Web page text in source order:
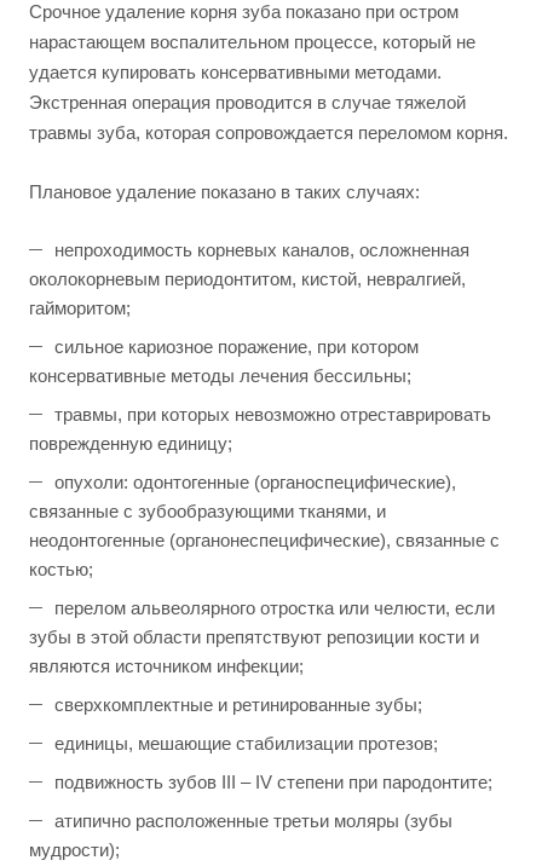
Срочное удаление корня зуба показано при остром
нарастающем воспалительном процессе, который не
удается купировать консервативными методами.
Экстренная операция проводится в случае тяжелой
травмы зуба, которая сопровождается переломом корня.
Плановое удаление показано в таких случаях:
непроходимость корневых каналов, осложненная
околокорневым периодонтитом, кистой, невралгией,
гайморитом;
сильное кариозное поражение, при котором
консервативные методы лечения бессильны;
травмы, при которых невозможно отреставрировать
поврежденную единицу;
опухоли: одонтогенные (органоспецифические),
связанные с зубообразующими тканями, и
неодонтогенные (органонеспецифические), связанные с
костью;
перелом альвеолярного отростка или челюсти, если
зубы в этой области препятствуют репозиции кости и
являются источником инфекции;
сверхкомплектные и ретинированные зубы;
единицы, мешающие стабилизации протезов;
подвижность зубов III – IV степени при пародонтите;
атипично расположенные третьи моляры (зубы
мудрости);